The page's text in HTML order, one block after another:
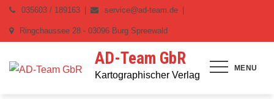
Skip
content
035603 / 189163 service@ad-team.de
Ringchaussee 28 - 03096 Burg Spreewald
MENU
AD-Team GbR
Kartographischer Verlag